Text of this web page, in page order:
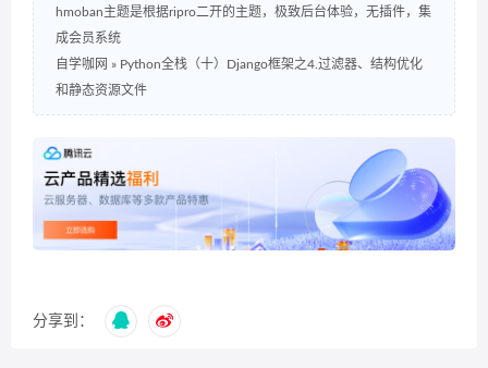
hmoban主题是根据ripro二开的主题，极致后台体验，无插件，集
成会员系统
自学咖网 » Python全栈（十）Django框架之4.过滤器、结构优化
和静态资源文件
分享到：